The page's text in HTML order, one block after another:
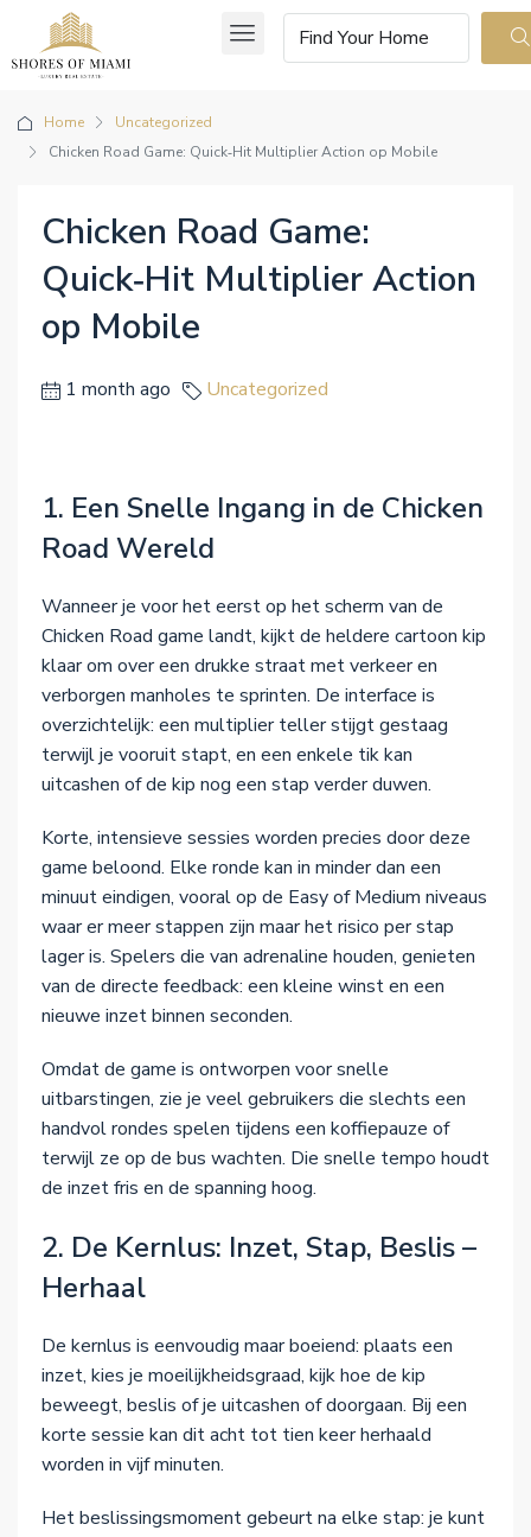
Home
Uncategorized
Chicken Road Game: Quick‑Hit Multiplier Action op Mobile
Chicken Road Game:
Quick‑Hit Multiplier Action
op Mobile
1 month ago Uncategorized
1. Een Snelle Ingang in de Chicken
Road Wereld
Wanneer je voor het eerst op het scherm van de
Chicken Road game landt, kijkt de heldere cartoon kip
klaar om over een drukke straat met verkeer en
verborgen manholes te sprinten. De interface is
overzichtelijk: een multiplier teller stijgt gestaag
terwijl je vooruit stapt, en een enkele tik kan
uitcashen of de kip nog een stap verder duwen.
Korte, intensieve sessies worden precies door deze
game beloond. Elke ronde kan in minder dan een
minuut eindigen, vooral op de Easy of Medium niveaus
waar er meer stappen zijn maar het risico per stap
lager is. Spelers die van adrenaline houden, genieten
van de directe feedback: een kleine winst en een
nieuwe inzet binnen seconden.
Omdat de game is ontworpen voor snelle
uitbarstingen, zie je veel gebruikers die slechts een
handvol rondes spelen tijdens een koffiepauze of
terwijl ze op de bus wachten. Die snelle tempo houdt
de inzet fris en de spanning hoog.
2. De Kernlus: Inzet, Stap, Beslis –
Herhaal
De kernlus is eenvoudig maar boeiend: plaats een
inzet, kies je moeilijkheidsgraad, kijk hoe de kip
beweegt, beslis of je uitcashen of doorgaan. Bij een
korte sessie kan dit acht tot tien keer herhaald
worden in vijf minuten.
Het beslissingsmoment gebeurt na elke stap: je kunt